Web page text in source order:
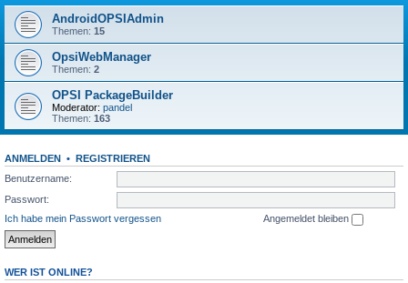
AndroidOPSIAdmin
Themen: 15
OpsiWebManager
Themen: 2
OPSI PackageBuilder
Moderator: pandel
Themen: 163
ANMELDEN • REGISTRIEREN
Benutzername:
Passwort:
Ich habe mein Passwort vergessen
Angemeldet bleiben
WER IST ONLINE?